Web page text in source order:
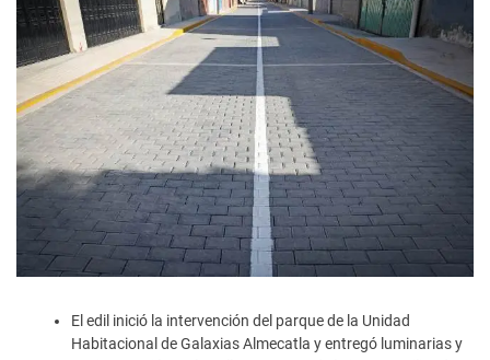
El edil inició la intervención del parque de la Unidad
Habitacional de Galaxias Almecatla y entregó luminarias y